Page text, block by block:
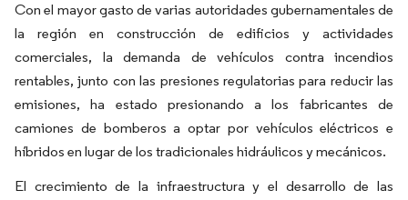
Con el mayor gasto de varias autoridades gubernamentales de
la región en construcción de edificios y actividades
comerciales, la demanda de vehículos contra incendios
rentables, junto con las presiones regulatorias para reducir las
emisiones, ha estado presionando a los fabricantes de
camiones de bomberos a optar por vehículos eléctricos e
híbridos en lugar de los tradicionales hidráulicos y mecánicos.
El crecimiento de la infraestructura y el desarrollo de las